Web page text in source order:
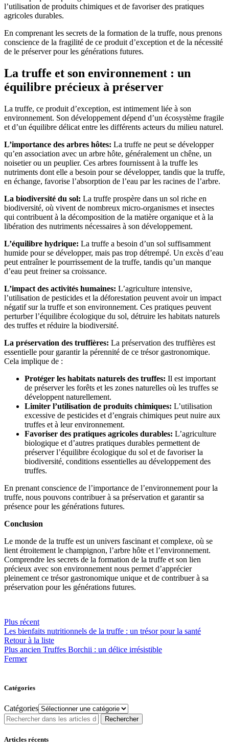
l’utilisation de produits chimiques et de favoriser des pratiques
agricoles durables.
En comprenant les secrets de la formation de la truffe, nous prenons
conscience de la fragilité de ce produit d’exception et de la nécessité
de le préserver pour les générations futures.
La truffe et son environnement : un
équilibre précieux à préserver
La truffe, ce produit d’exception, est intimement liée à son
environnement. Son développement dépend d’un écosystème fragile
et d’un équilibre délicat entre les différents acteurs du milieu naturel.
L’importance des arbres hôtes: La truffe ne peut se développer
qu’en association avec un arbre hôte, généralement un chêne, un
noisetier ou un peuplier. Ces arbres fournissent à la truffe les
nutriments dont elle a besoin pour se développer, tandis que la truffe,
en échange, favorise l’absorption de l’eau par les racines de l’arbre.
La biodiversité du sol: La truffe prospère dans un sol riche en
biodiversité, où vivent de nombreux micro-organismes et insectes
qui contribuent à la décomposition de la matière organique et à la
libération des nutriments nécessaires à son développement.
L’équilibre hydrique: La truffe a besoin d’un sol suffisamment
humide pour se développer, mais pas trop détrempé. Un excès d’eau
peut entraîner le pourrissement de la truffe, tandis qu’un manque
d’eau peut freiner sa croissance.
L’impact des activités humaines: L’agriculture intensive,
l’utilisation de pesticides et la déforestation peuvent avoir un impact
négatif sur la truffe et son environnement. Ces pratiques peuvent
perturber l’équilibre écologique du sol, détruire les habitats naturels
des truffes et réduire la biodiversité.
La préservation des truffières: La préservation des truffières est
essentielle pour garantir la pérennité de ce trésor gastronomique.
Cela implique de :
Protéger les habitats naturels des truffes: Il est important
de préserver les forêts et les zones naturelles où les truffes se
développent naturellement.
Limiter l’utilisation de produits chimiques: L’utilisation
excessive de pesticides et d’engrais chimiques peut nuire aux
truffes et à leur environnement.
Favoriser des pratiques agricoles durables: L’agriculture
biologique et d’autres pratiques durables permettent de
préserver l’équilibre écologique du sol et de favoriser la
biodiversité, conditions essentielles au développement des
truffes.
En prenant conscience de l’importance de l’environnement pour la
truffe, nous pouvons contribuer à sa préservation et garantir sa
présence pour les générations futures.
Conclusion
Le monde de la truffe est un univers fascinant et complexe, où se
lient étroitement le champignon, l’arbre hôte et l’environnement.
Comprendre les secrets de la formation de la truffe et son lien
précieux avec son environnement nous permet d’apprécier
pleinement ce trésor gastronomique unique et de contribuer à sa
préservation pour les générations futures.
Plus récent
Les bienfaits nutritionnels de la truffe : un trésor pour la santé
Retour à la liste
Plus ancien Truffes Borchii : un délice irrésistible
Fermer
Catégories
Catégories
Rechercher
Articles récents